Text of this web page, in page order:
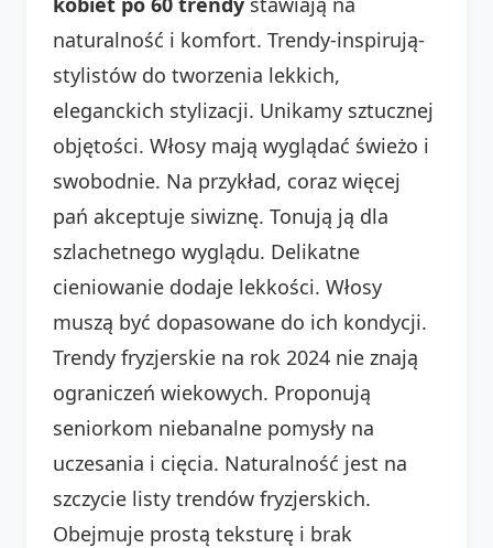
naturalność i komfort. Trendy-inspirują-
stylistów do tworzenia lekkich,
eleganckich stylizacji. Unikamy sztucznej
objętości. Włosy mają wyglądać świeżo i
swobodnie. Na przykład, coraz więcej
pań akceptuje siwiznę. Tonują ją dla
szlachetnego wyglądu. Delikatne
cieniowanie dodaje lekkości. Włosy
muszą być dopasowane do ich kondycji.
Trendy fryzjerskie na rok 2024 nie znają
ograniczeń wiekowych. Proponują
seniorkom niebanalne pomysły na
uczesania i cięcia. Naturalność jest na
szczycie listy trendów fryzjerskich.
Obejmuje prostą teksturę i brak